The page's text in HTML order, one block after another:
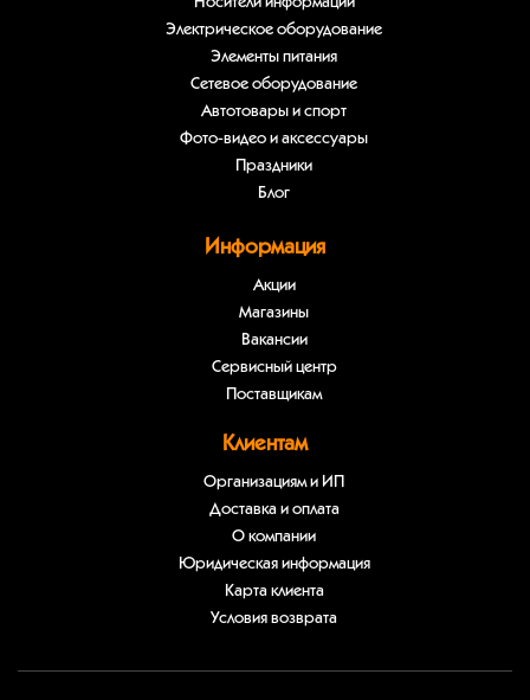
Электрическое оборудование
Элементы питания
Сетевое оборудование
Автотовары и спорт
Фото-видео и аксессуары
Праздники
Блог
Информация
Акции
Магазины
Вакансии
Сервисный центр
Поставщикам
Клиентам
Организациям и ИП
Доставка и оплата
О компании
Юридическая информация
Карта клиента
Условия возврата